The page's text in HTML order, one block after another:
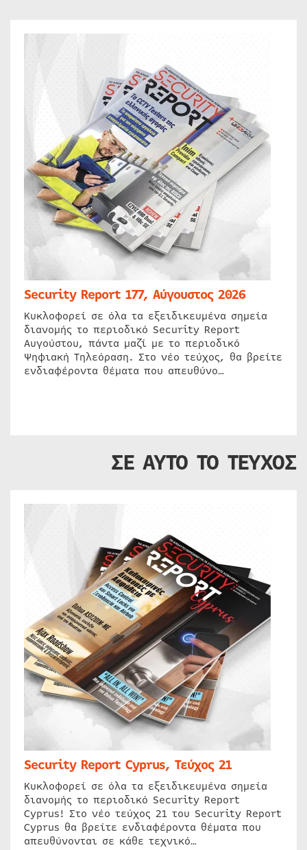
Security Report 177, Αύγουστος 2026
Κυκλοφορεί σε όλα τα εξειδικευμένα σημεία
διανομής το περιοδικό Security Report
Αυγούστου, πάντα μαζί με το περιοδικό
Ψηφιακή Τηλεόραση. Στο νέο τεύχος, θα βρείτε
ενδιαφέροντα θέματα που απευθύνο…
ΣΕ ΑΥΤΟ ΤΟ ΤΕΥΧΟΣ
Security Report Cyprus, Τεύχος 21
Κυκλοφορεί σε όλα τα εξειδικευμένα σημεία
διανομής το περιοδικό Security Report
Cyprus! Στο νέο τεύχος 21 του Security Report
Cyprus θα βρείτε ενδιαφέροντα θέματα που
απευθύνονται σε κάθε τεχνικό…